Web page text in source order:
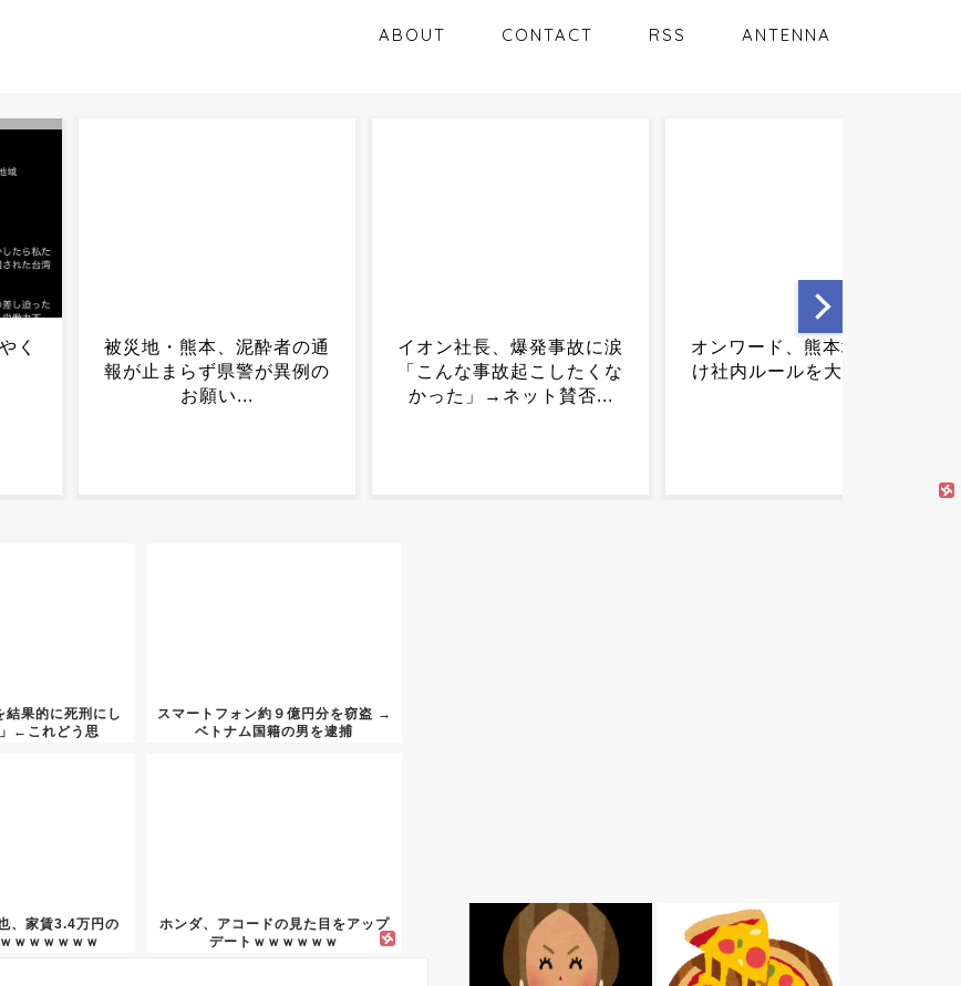
ABOUT CONTACT RSS ANTENNA
通
の
イオン社長、爆発事故に涙
「こんな事故起こしたくな
かった」→ネット賛否...
オンワード、熊本地震を受
け社内ルールを大幅変更...
55歳俳優が交通事故で瀕死
の重傷に、頭蓋骨多発骨
結果的に死刑にし
←これどう思
スマートフォン約９億円分を窃盗 →
ベトナム国籍の男を逮捕
、家賃3.4万円の
ｗｗｗｗｗｗ
ホンダ、アコードの見た目をアップ
デートｗｗｗｗｗｗ